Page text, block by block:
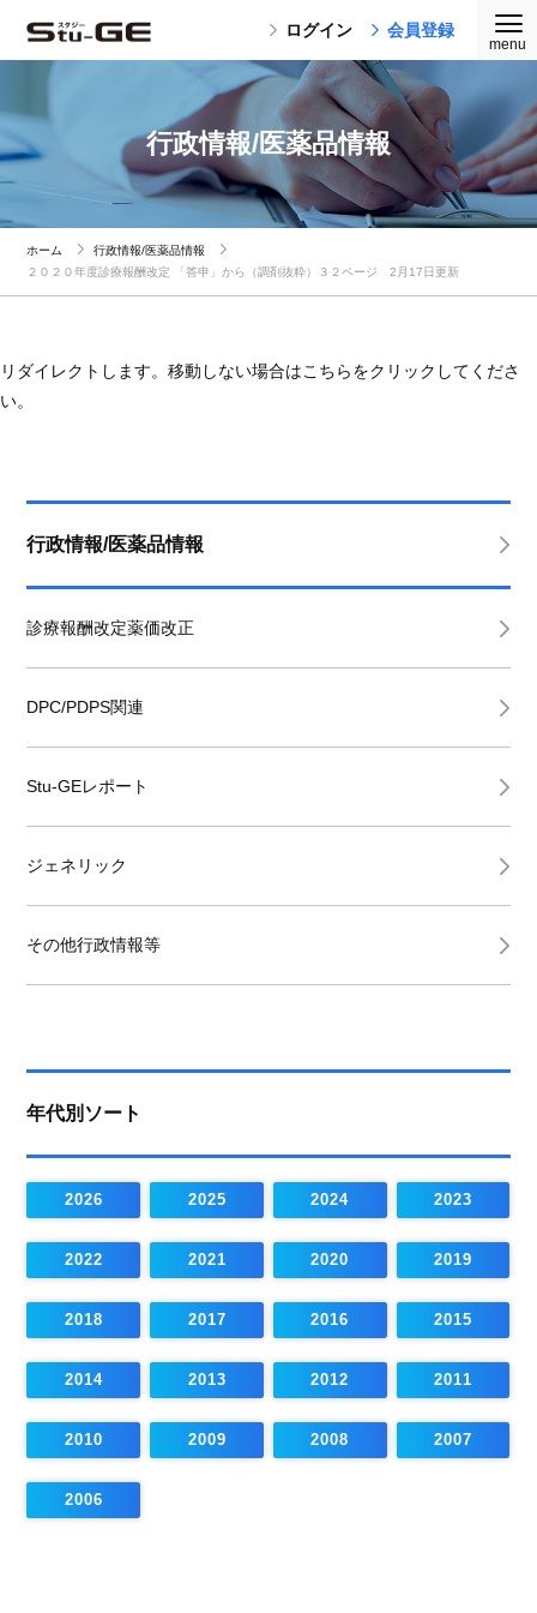
ログイン 会員登録
行政情報/医薬品情報
ホーム
行政情報/医薬品情報
２０２０年度診療報酬改定 「答申」から（調剤抜粋）３２ページ 2月17日更新
リダイレクトします。移動しない場合はこちらをクリックしてくださ
い。
行政情報/医薬品情報
診療報酬改定薬価改正
DPC/PDPS関連
Stu-GEレポート
ジェネリック
その他行政情報等
年代別ソート
2026 2025 2024 2023
2022 2021 2020 2019
2018 2017 2016 2015
2014 2013 2012 2011
2010 2009 2008 2007
2006